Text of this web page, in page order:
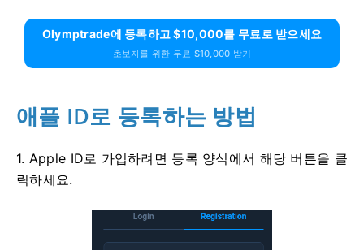
Olymptrade에 등록하고 $10,000를 무료로 받으세요
초보자를 위한 무료 $10,000 받기
애플 ID로 등록하는 방법
1. Apple ID로 가입하려면 등록 양식에서 해당 버튼을 클
릭하세요.